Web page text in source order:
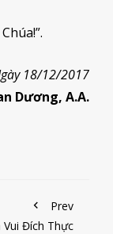
18/12/2017
Dương, A.A.
Prev
Vui Đích Thực